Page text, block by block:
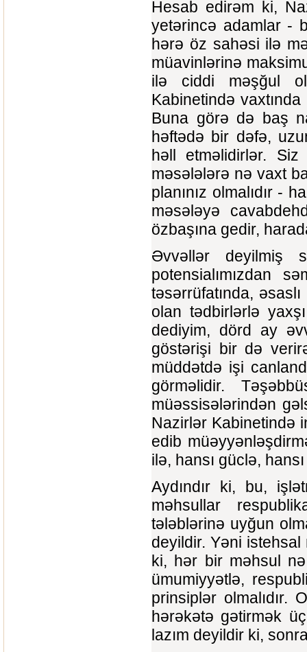
Hesab edirəm ki,
yetərincə adamlar -
hərə öz sahəsi ilə
müavinlərinə
ilə ciddi məşğul
Kabinetində
Buna görə də baş
həftədə bir dəfə,
həll etməlidirlər. Siz
məsələlərə nə vaxt
planınız olmalıdır -
məsələyə
özbaşına gedir,
Əvvəllər deyilmiş
potensialımızdan
təsərrüfatında,
olan tədbirlərlə
dediyim, dörd ay
göstərişi bir də
müddətdə işi
görməlidir.
müəssisələrindən
Nazirlər Kabinetində
edib
ilə, hansı güclə,
Aydındır ki, bu,
məhsullar
tələblərinə uyğun
deyildir. Yəni
ki, hər bir məhsul
ümumiyyətlə,
prinsiplər
hərəkətə gətirmək
lazım deyildir ki,